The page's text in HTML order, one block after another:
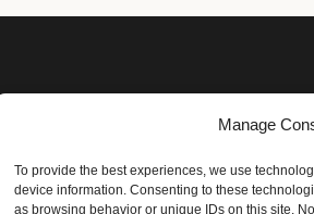
Manage
To provide the best experiences, we use
device information. Consenting to these
as browsing behavior or unique IDs on this site.
themes.